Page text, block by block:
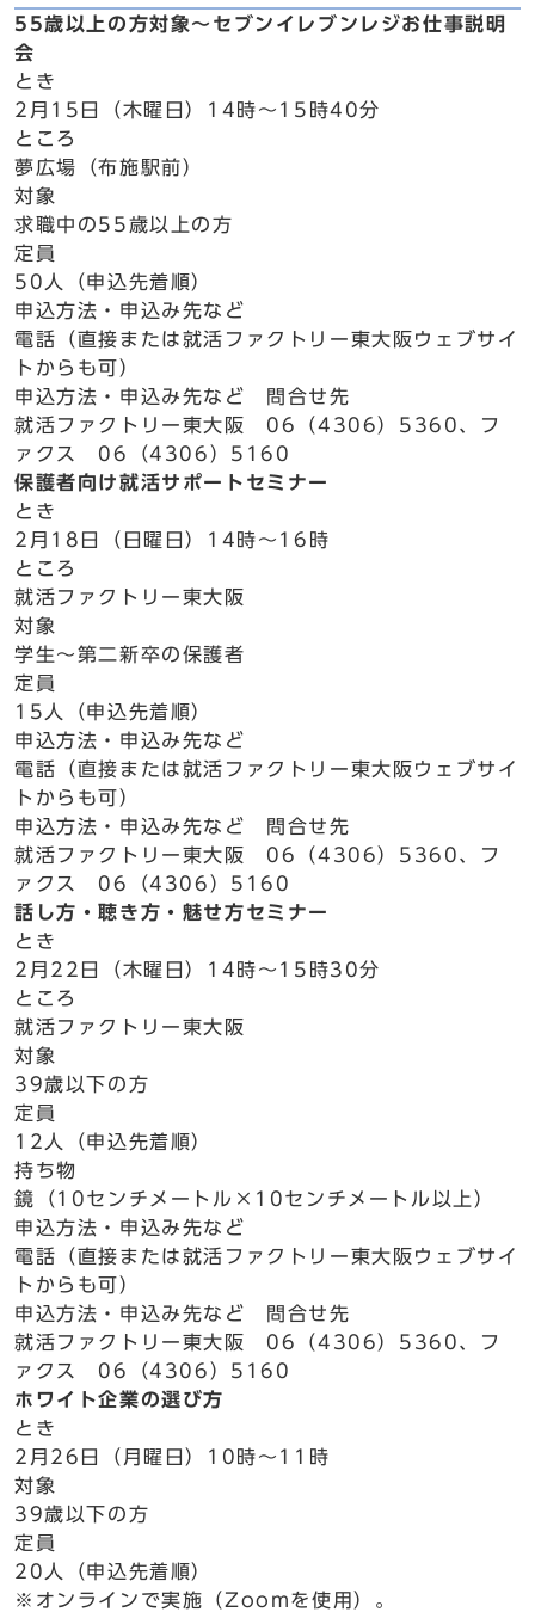
55歳以上の方対象～セブンイレブンレジお仕事説明
会
とき
2月15日（木曜日）14時～15時40分
ところ
夢広場（布施駅前）
対象
求職中の55歳以上の方
定員
50人（申込先着順）
申込方法・申込み先など
電話（直接または就活ファクトリー東大阪ウェブサイ
トからも可）
申込方法・申込み先など 問合せ先
就活ファクトリー東大阪 06（4306）5360、フ
ァクス 06（4306）5160
保護者向け就活サポートセミナー
とき
2月18日（日曜日）14時～16時
ところ
就活ファクトリー東大阪
対象
学生～第二新卒の保護者
定員
15人（申込先着順）
申込方法・申込み先など
電話（直接または就活ファクトリー東大阪ウェブサイ
トからも可）
申込方法・申込み先など 問合せ先
就活ファクトリー東大阪 06（4306）5360、フ
ァクス 06（4306）5160
話し方・聴き方・魅せ方セミナー
とき
2月22日（木曜日）14時～15時30分
ところ
就活ファクトリー東大阪
対象
39歳以下の方
定員
12人（申込先着順）
持ち物
鏡（10センチメートル×10センチメートル以上）
申込方法・申込み先など
電話（直接または就活ファクトリー東大阪ウェブサイ
トからも可）
申込方法・申込み先など 問合せ先
就活ファクトリー東大阪 06（4306）5360、フ
ァクス 06（4306）5160
ホワイト企業の選び方
とき
2月26日（月曜日）10時～11時
対象
39歳以下の方
定員
20人（申込先着順）
※オンラインで実施（Zoomを使用）。